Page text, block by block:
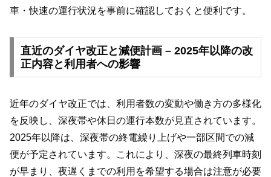
車・快速の運行状況を事前に確認しておくと便利です。
直近のダイヤ改正と減便計画 – 2025年以降の改
正内容と利用者への影響
近年のダイヤ改正では、利用者数の変動や働き方の多様化
を反映し、深夜帯や休日の運行本数が見直されています。
2025年以降は、深夜帯の終電繰り上げや一部区間での減
便が予定されています。これにより、深夜の最終列車時刻
が早まり、夜遅くまでの利用を希望する場合は注意が必要